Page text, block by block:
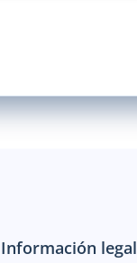
Información legal